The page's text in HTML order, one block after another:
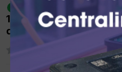
risolto
[Alfa Romeo
1596cc 940A3000
dtc undervoltage